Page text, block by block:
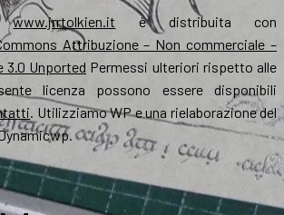
www.jrrtolkien.it è distribuita con
Attribuzione – Non commerciale –
3.0 Unported Permessi ulteriori rispetto alle
licenza possono essere disponibili
. Utilizziamo WP e una rielaborazione del